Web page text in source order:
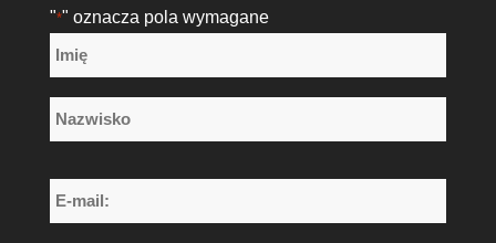
"*" oznacza pola wymagane
Nazwa
*
E-
mail: